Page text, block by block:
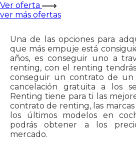
Ver oferta
ver más ofertas
Una de las opciones para
que más empuje está
años, es conseguir uno a
renting, con el renting
conseguir un contrato de un
cancelación gratuita a los
Renting tiene para ti las
contrato de renting, las
los últimos modelos en
podrás obtener a los
mercado.